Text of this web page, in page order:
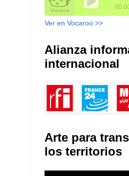
Ver en Vocaroo >>
Alianza
internacional
Arte para
los territorios